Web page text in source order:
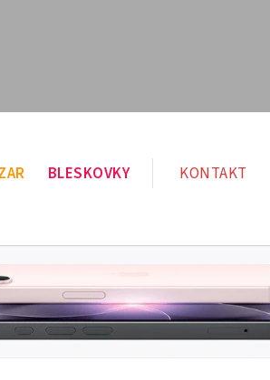
BLESKOVKY KONTAKT